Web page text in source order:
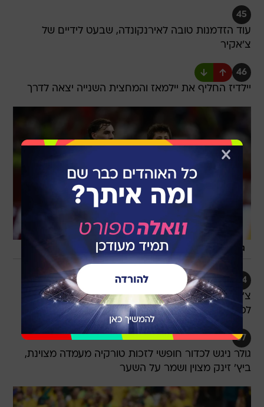
45
עוד הזדמנות טובה לאירנקונדה, שבעט לידיים של
צ'אקיר
46
יילדיז החליף את יילמאז והמחצית השנייה יצאה לדרך
גולר התקשה, טורקיה מאכזבת / רויטרס
54
צ'אקיר מנע מאוסטרליה יתרון כפול! סוטר עלה גבוה
לכדור קרן, וסחט הצלה מהשוער
57
גולר ניגש לכדור חופשי לזכות טורקיה מעמדה מצוינת,
ביץ' זינק מצוין ושמר על השער